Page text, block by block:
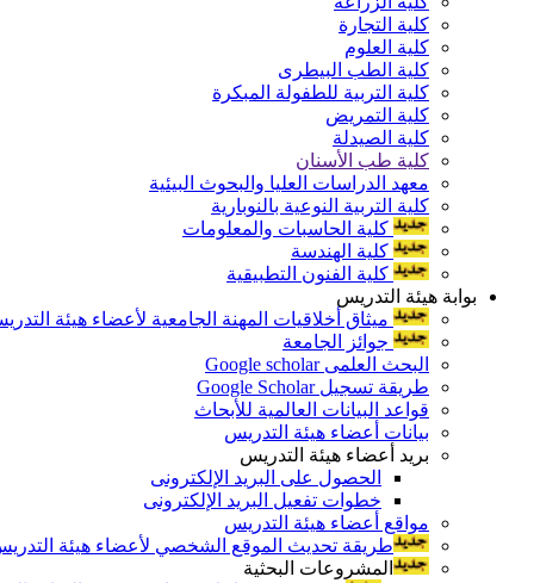
كلية التجارة
كلية العلوم
كلية الطب البيطرى
كلية التربية للطفولة المبكرة
كلية التمريض
كلية الصيدلة
كلية طب الأسنان
معهد الدراسات العليا والبحوث البيئية
كلية التربية النوعية بالنوبارية
كلية الحاسبات والمعلومات
كلية الهندسة
كلية الفنون التطبيقية
بوابة هيئة التدريس
ميثاق أخلاقيات المهنة الجامعية لأعضاء هيئة
جوائز الجامعة
البحث العلمى Google scholar
طريقة تسجيل Google Scholar
قواعد البيانات العالمية للأبحاث
بيانات أعضاء هيئة التدريس
بريد أعضاء هيئة التدريس
الحصول على البريد الإلكترونى
خطوات تفعيل البريد الإلكترونى
مواقع أعضاء هيئة التدريس
طريقة تحديث الموقع الشخصي لأعضاء هيئة التدريس
المشروعات البحثية